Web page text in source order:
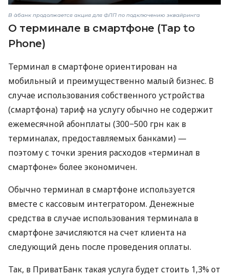
В àбанк продолжается акция для ФЛП по подключению эквайринга
О терминале в смартфоне (Tap to
Phone)
Терминал в смартфоне ориентирован на
мобильный и преимущественно малый бизнес. В
случае использования собственного устройства
(смартфона) тариф на услугу обычно не содержит
ежемесячной абонплаты (300−500 грн как в
терминалах, предоставляемых банками) —
поэтому с точки зрения расходов «терминал в
смартфоне» более экономичен.
Обычно терминал в смартфоне используется
вместе с кассовым интегратором. Денежные
средства в случае использования терминала в
смартфоне зачисляются на счет клиента на
следующий день после проведения оплаты.
Так, в ПриватБанк такая услуга будет стоить 1,3% от